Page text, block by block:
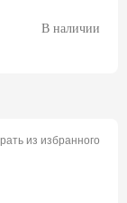
В наличии
из избранного